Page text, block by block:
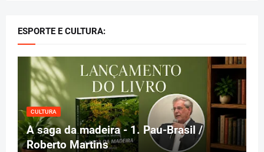
ESPORTE E CULTURA:
CULTURA
A saga da madeira - 1. Pau-Brasil /
Roberto Martins